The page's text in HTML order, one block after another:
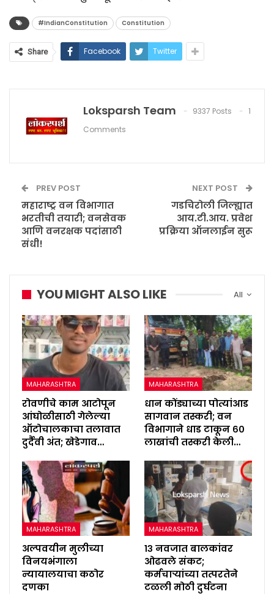
#IndianConstitution Constitution
Share Facebook Twitter
Loksparsh Team 9337 Posts
1
Comments
PREV POST
महाराष्ट्र वन विभागात
भरतीची तयारी; वनसेवक
आणि वनरक्षक पदांसाठी
संधी!
NEXT POST
गडचिरोली जिल्ह्यात
आय.टी.आय. प्रवेश
प्रक्रिया ऑनलाईन सुरू
All
YOU MIGHT ALSO LIKE
MAHARASHTRA
रोवणीचे काम आटोपून
आंघोळीसाठी गेलेल्या
ऑटोचालकाचा तलावात
दुर्दैवी अंत; खेडेगाव…
MAHARASHTRA
धान कोंड्याच्या पोत्यांआड
सागवान तस्करी; वन
विभागाने धाड टाकून ६०
लाखांची तस्करी केली…
MAHARASHTRA
अल्पवयीन मुलीच्या
विनयभंगाला
न्यायालयाचा कठोर
दणका
MAHARASHTRA
१३ नवजात बालकांवर
ओढवले संकट;
कर्मचाऱ्यांच्या तत्परतेने
टळली मोठी दुर्घटना